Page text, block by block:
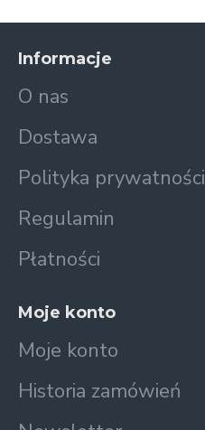
Informacje
O nas
Dostawa
Polityka prywatności
Regulamin
Płatności
Moje konto
Moje konto
Historia zamówień